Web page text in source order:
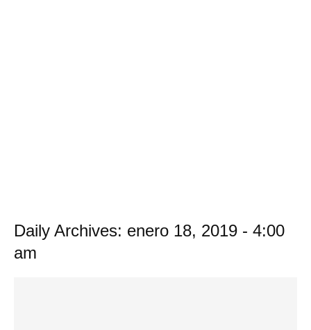
Daily Archives: enero 18, 2019 - 4:00
am